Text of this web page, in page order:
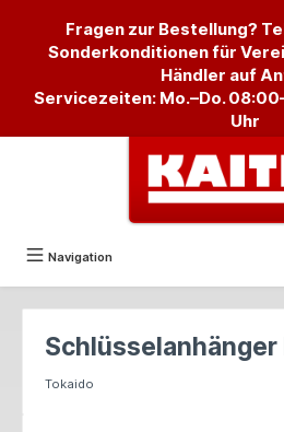
Fragen zur Bestellung?
Sonderkonditionen für
Händler auf
Servicezeiten: Mo.–Do.
Uhr
Navigation
Tokaido